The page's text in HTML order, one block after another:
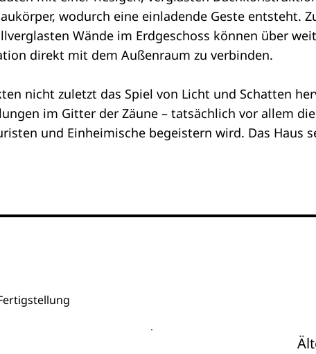
wodurch eine einladende Geste entsteht.
Wände im Erdgeschoss können über
direkt mit dem Außenraum zu verbinden.
nicht zuletzt das Spiel von Licht und Schatten
im Gitter der Zäune – tatsächlich vor allem
und Einheimische begeistern wird. Das Haus